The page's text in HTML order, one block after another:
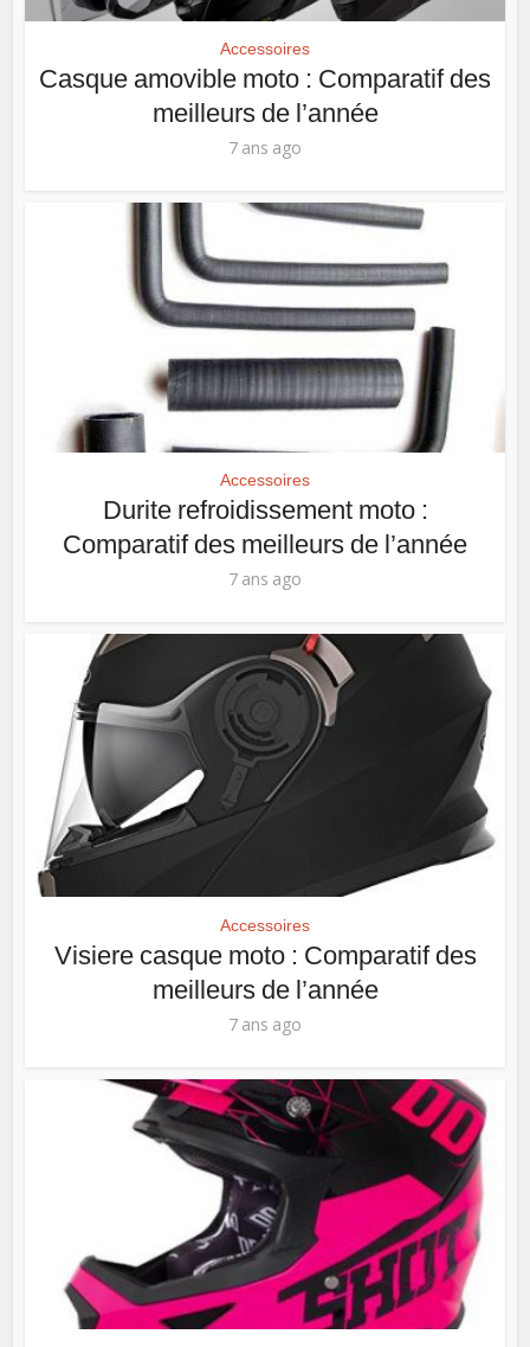
Accessoires
Casque amovible moto : Comparatif des
meilleurs de l’année
7 ans ago
Accessoires
Durite refroidissement moto :
Comparatif des meilleurs de l’année
7 ans ago
Accessoires
Visiere casque moto : Comparatif des
meilleurs de l’année
7 ans ago